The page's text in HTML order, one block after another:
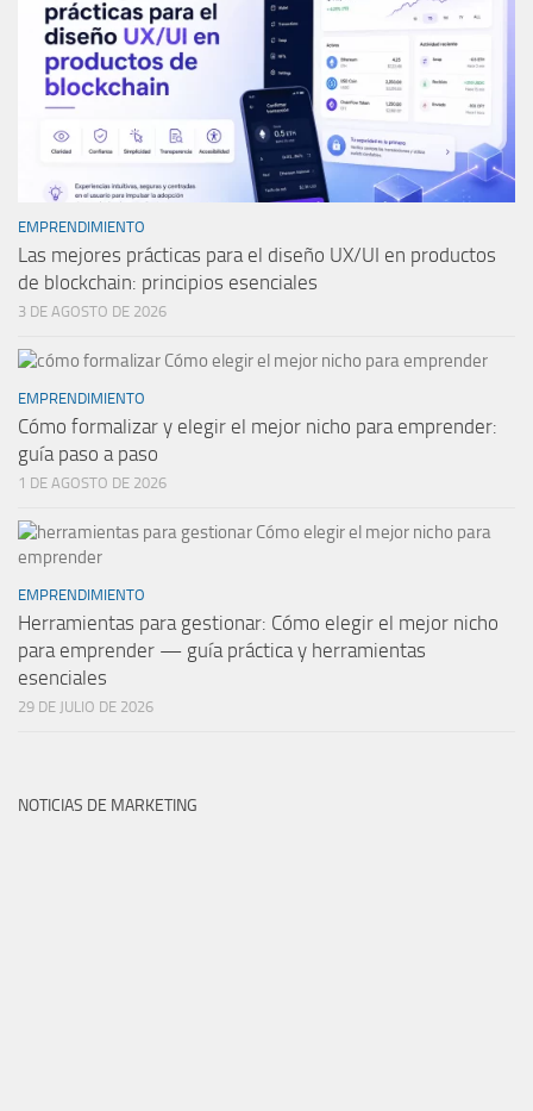
EMPRENDIMIENTO
Las mejores prácticas para el diseño UX/UI en productos
de blockchain: principios esenciales
3 DE AGOSTO DE 2026
EMPRENDIMIENTO
Cómo formalizar y elegir el mejor nicho para emprender:
guía paso a paso
1 DE AGOSTO DE 2026
EMPRENDIMIENTO
Herramientas para gestionar: Cómo elegir el mejor nicho
para emprender — guía práctica y herramientas
esenciales
29 DE JULIO DE 2026
NOTICIAS DE MARKETING